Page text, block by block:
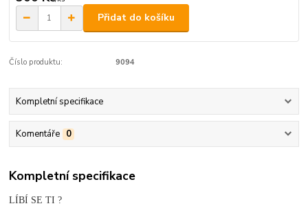
Přidat do košíku
Číslo produktu: 9094
Kompletní specifikace
Komentáře 0
Kompletní specifikace
LÍBÍ SE TI ?